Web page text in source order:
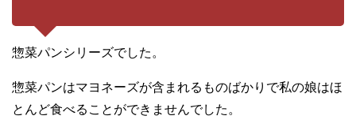
惣菜パンシリーズでした。
惣菜パンはマヨネーズが含まれるものばかりで私の娘はほ
とんど食べることができませんでした。